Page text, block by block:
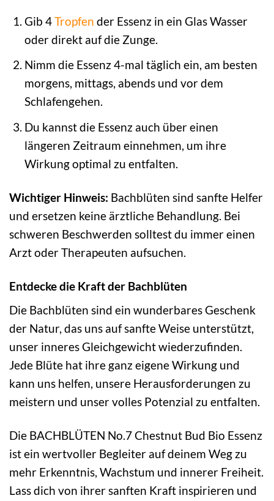
Gib 4Tropfen der Essenz in ein Glas Wasser
oder direkt auf die Zunge.
Nimm die Essenz 4-mal täglich ein, am besten
morgens, mittags, abends und vor dem
Schlafengehen.
Du kannst die Essenz auch über einen
längeren Zeitraum einnehmen, um ihre
Wirkung optimal zu entfalten.
Wichtiger Hinweis: Bachblüten sind sanfte Helfer
und ersetzen keine ärztliche Behandlung. Bei
schweren Beschwerden solltest du immer einen
Arzt oder Therapeuten aufsuchen.
Entdecke die Kraft der Bachblüten
Die Bachblüten sind ein wunderbares Geschenk
der Natur, das uns auf sanfte Weise unterstützt,
unser inneres Gleichgewicht wiederzufinden.
Jede Blüte hat ihre ganz eigene Wirkung und
kann uns helfen, unsere Herausforderungen zu
meistern und unser volles Potenzial zu entfalten.
Die BACHBLÜTEN No.7 Chestnut Bud Bio Essenz
ist ein wertvoller Begleiter auf deinem Weg zu
mehr Erkenntnis, Wachstum und innerer Freiheit.
Lass dich von ihrer sanften Kraft inspirieren und